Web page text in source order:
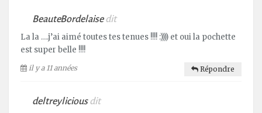
BeauteBordelaise dit
La la ….j’ai aimé toutes tes tenues !!!! :)))) et oui la pochette
est super belle !!!!
il y a 11 années Répondre
deltreylicious dit